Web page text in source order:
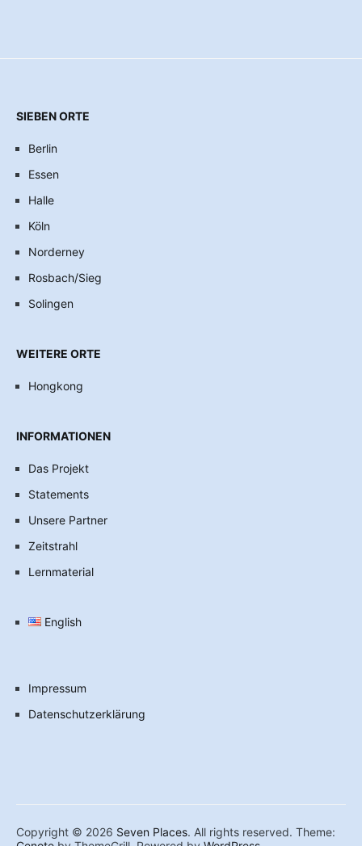
SIEBEN ORTE
Berlin
Essen
Halle
Köln
Norderney
Rosbach/Sieg
Solingen
WEITERE ORTE
Hongkong
INFORMATIONEN
Das Projekt
Statements
Unsere Partner
Zeitstrahl
Lernmaterial
English
Impressum
Datenschutzerklärung
Copyright © 2026 Seven Places. All rights reserved. Theme: